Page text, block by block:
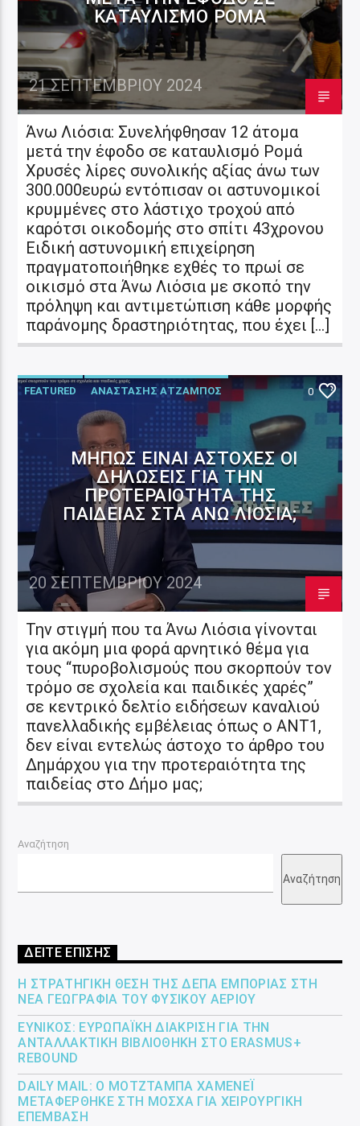
ΚΑΤΑΥΛΙΣΜΌ ΡΟΜΆ
21 ΣΕΠΤΕΜΒΡΊΟΥ 2024
Άνω Λιόσια: Συνελήφθησαν 12 άτομα
μετά την έφοδο σε καταυλισμό Ρομά
Χρυσές λίρες συνολικής αξίας άνω των
300.000ευρώ εντόπισαν οι αστυνομικοί
κρυμμένες στο λάστιχο τροχού από
καρότσι οικοδομής στο σπίτι 43χρονου
Ειδική αστυνομική επιχείρηση
πραγματοποιήθηκε εχθές το πρωί σε
οικισμό στα Άνω Λιόσια με σκοπό την
πρόληψη και αντιμετώπιση κάθε μορφής
παράνομης δραστηριότητας, που έχει […]
FEATURED ΑΝΑΣΤΑΣΗΣ ΑΤΖΑΜΠΟΣ
ΑΡΘΡΑ - ΓΝΩΜΕΣ ΑΥΤΟΔΙΟΙΚΗΣΗ
0
ΜΉΠΩΣ ΕΊΝΑΙ ΆΣΤΟΧΕΣ ΟΙ
ΔΗΛΏΣΕΙΣ ΓΙΑ ΤΗΝ
ΠΡΟΤΕΡΑΙΌΤΗΤΑ ΤΗΣ
ΠΑΙΔΕΊΑΣ ΣΤΑ ΆΝΩ ΛΙΌΣΙΑ;
20 ΣΕΠΤΕΜΒΡΊΟΥ 2024
Την στιγμή που τα Άνω Λιόσια γίνονται
για ακόμη μια φορά αρνητικό θέμα για
τους “πυροβολισμούς που σκορπούν τον
τρόμο σε σχολεία και παιδικές χαρές”
σε κεντρικό δελτίο ειδήσεων καναλιού
πανελλαδικής εμβέλειας όπως ο ΑΝΤ1,
δεν είναι εντελώς άστοχο το άρθρο του
Δημάρχου για την προτεραιότητα της
παιδείας στο Δήμο μας;
Αναζήτηση
Αναζήτηση
ΔΕΙΤΕ ΕΠΙΣΗΣ
Η ΣΤΡΑΤΗΓΙΚΉ ΘΈΣΗ ΤΗΣ ΔΕΠΑ ΕΜΠΟΡΊΑΣ ΣΤΗ
ΝΈΑ ΓΕΩΓΡΑΦΊΑ ΤΟΥ ΦΥΣΙΚΟΎ ΑΕΡΊΟΥ
ΕΎΝΙΚΟΣ: ΕΥΡΩΠΑΪΚΉ ΔΙΆΚΡΙΣΗ ΓΙΑ ΤΗΝ
ΑΝΤΑΛΛΑΚΤΙΚΉ ΒΙΒΛΙΟΘΉΚΗ ΣΤΟ ERASMUS+
REBOUND
DAILY MAIL: Ο ΜΟΤΖΤΆΜΠΑ ΧΑΜΕΝΕΪ́
ΜΕΤΑΦΈΡΘΗΚΕ ΣΤΗ ΜΌΣΧΑ ΓΙΑ ΧΕΙΡΟΥΡΓΙΚΉ
ΕΠΈΜΒΑΣΗ